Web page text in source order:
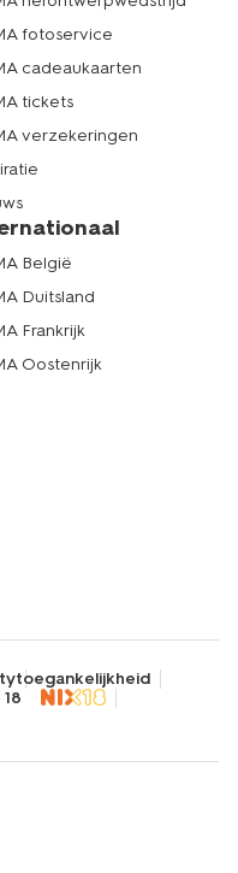
fotoservice
cadeaukaarten
tickets
verzekeringen
België
Duitsland
Frankrijk
Oostenrijk
toegankelijkheid